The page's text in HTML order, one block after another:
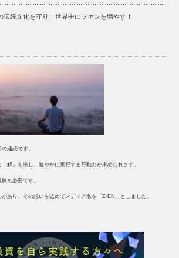
伝統文化を守り、世界中にファンを増やす！
連続です。
解」を出し、速やかに実行する行動力が求められます。
も必要です。
あり、その想いを込めてメディア名を「Z-EN」としました。